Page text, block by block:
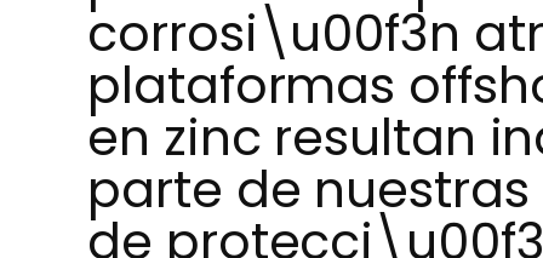
corrosi\u00f3n
plataformas
en zinc resultan
parte de
de